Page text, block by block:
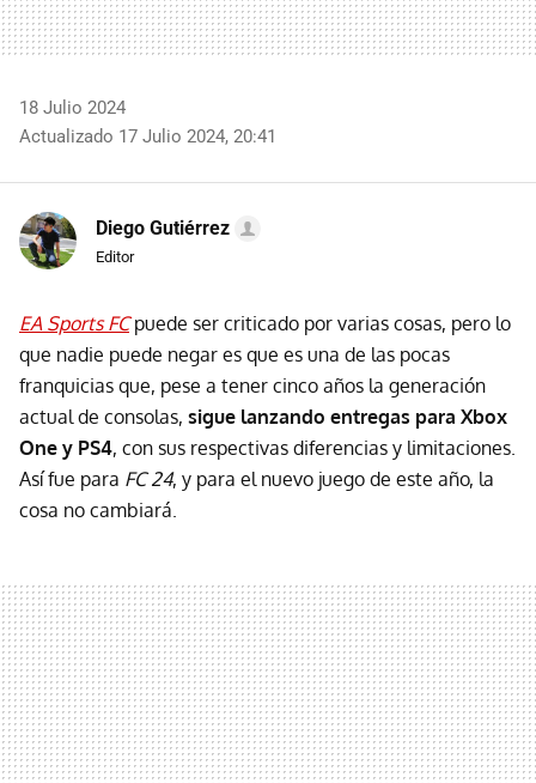
18 Julio 2024
Actualizado 17 Julio 2024, 20:41
Diego Gutiérrez
Editor
EA Sports FCpuede ser criticado por varias cosas, pero lo
que nadie puede negar es que es una de las pocas
franquicias que, pese a tener cinco años la generación
actual de consolas, sigue lanzando entregas para Xbox
One y PS4, con sus respectivas diferencias y limitaciones.
Así fue para FC 24, y para el nuevo juego de este año, la
cosa no cambiará.